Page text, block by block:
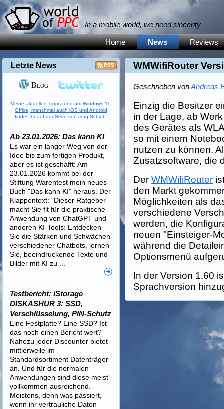
In a mobile world, we need sincerity
Home News Reviews
WMWifiRouter
Geschrieben vonAndreas
Einzig die Besitzer
in der Lage, ab
des Gerätes als
so mit einem
nutzen zu können.
Zusatzsoftware, die
DerWMWifiRouter
den Markt
Möglichkeiten als
verschiedene
werden, die
neuen "Einsteiger-
während die
Optionsmenü
In der Version 1.60
Sprachversion
Letzte News
Blog
Meine aktuellen Tipps rund um Windows 11,
Office, manchmal auch iOS und Android
findet Ihr auf der Seite von Jörg Schieb.
Ab 23.01.2026: Das kann KI
Es war ein langer Weg von der
Idee bis zum fertigen Produkt,
aber es ist geschafft: Am
23.01.2026 kommt bei der
Stiftung Warentest mein neues
Buch "Das kann KI" heraus. Der
Klappentext: "Dieser Ratgeber
macht Sie fit für die praktische
Anwendung von ChatGPT und
anderen KI-Tools: Entdecken
Sie die Stärken und Schwächen
verschiedener Chatbots, lernen
Sie, beeindruckende Texte und
Bilder mit KI zu ...
Testbericht: iStorage
DISKASHUR 3: SSD,
Verschlüsselung, PIN-Schutz
Eine Festplatte? Eine SSD? Ist
das noch einen Bericht wert?
Nahezu jeder Discounter bietet
mittlerweile im
Standardsortiment Datenträger
an. Und für die normalen
Anwendungen sind diese meist
vollkommen ausreichend.
Meistens, denn was passiert,
wenn ihr vertrauliche Daten